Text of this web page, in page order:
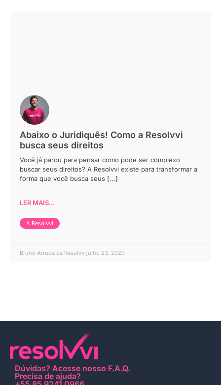
Abaixo o Juridiquês! Como a Resolvvi
busca seus direitos
Você já parou para pensar como pode ser complexo
buscar seus direitos? A Resolvvi existe para transformar a
forma que você busca seus [...]
LER MAIS...
A Resolvvi
Bruno Arruda da Resolvvi julho 23, 2020
Dúvidas? Acesse nosso F.A.Q.
Precisa de ajuda?